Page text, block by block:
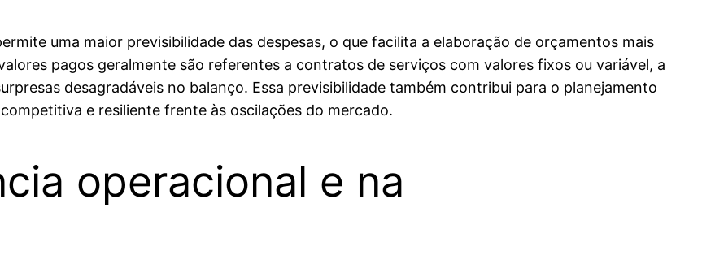
uma maior previsibilidade das despesas, o que facilita a elaboração de orçamentos mais
pagos geralmente são referentes a contratos de serviços com valores fixos ou variável, a
desagradáveis no balanço. Essa previsibilidade também contribui para o planejamento
e resiliente frente às oscilações do mercado.
operacional e na